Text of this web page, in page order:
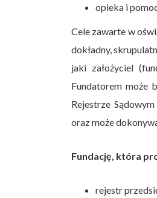
opieka i
Cele zawarte w
dokładny,
jaki założyciel
Fundatorem może
Rejestrze
oraz może
Fundację, która
rejestr